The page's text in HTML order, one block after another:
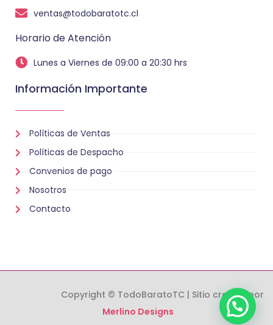
ventas@todobaratotc.cl
Horario de Atención
Lunes a Viernes de 09:00 a 20:30 hrs
Información Importante
Políticas de Ventas
Políticas de Despacho
Convenios de pago
Nosotros
Contacto
Copyright © TodoBaratoTC | Sitio creado por
Merlino Designs